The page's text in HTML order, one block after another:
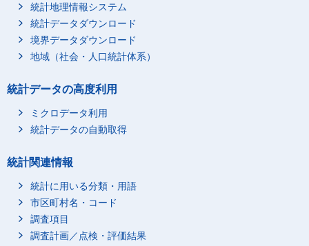
統計地理情報システム
統計データダウンロード
境界データダウンロード
地域（社会・人口統計体系）
統計データの高度利用
ミクロデータ利用
統計データの自動取得
統計関連情報
統計に用いる分類・用語
市区町村名・コード
調査項目
調査計画／点検・評価結果